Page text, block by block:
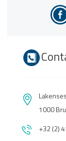
1000
+32 (2)